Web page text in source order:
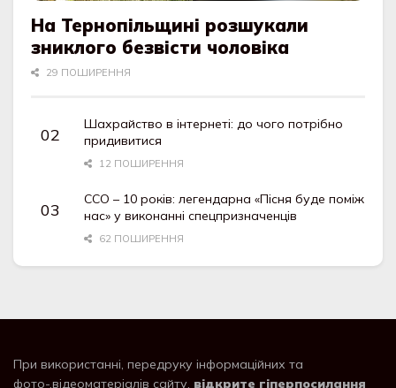
На Тернопільщині розшукали
зниклого безвісти чоловіка
29 ПОШИРЕННЯ
Шахрайство в інтернеті: до чого потрібно
придивитися
12 ПОШИРЕННЯ
ССО – 10 років: легендарна «Пісня буде поміж
нас» у виконанні спецпризначенців
62 ПОШИРЕННЯ
При використанні, передруку інформаційних та
фото-,відеоматеріалів сайту, відкрите гіперпосилання